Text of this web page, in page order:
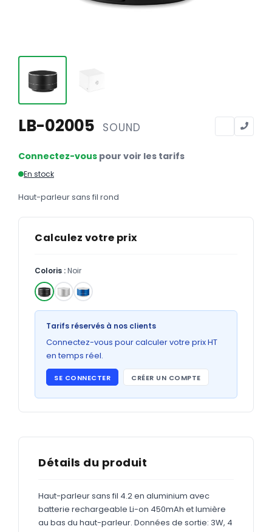
Tête de lettre
Sous-mains
Chemises
Bons de commande
GRAND FORMAT
Abribus
Plans
Bâche
ADHÉSIFS
Étiquettes adhésives en bobine
Adhésifs vitrine
LB-02005 SOUND
Connectez-vous pour voir les tarifs
En stock
Haut-parleur sans fil rond
Calculez votre prix
Coloris :Noir
Tarifs réservés à nos clients
Connectez-vous pour calculer votre prix HT
en temps réel.
SE CONNECTER CRÉER UN COMPTE
Détails du produit
Haut-parleur sans fil 4.2 en aluminium avec
batterie rechargeable Li-on 450mAh et lumière
au bas du haut-parleur. Données de sortie: 3W, 4